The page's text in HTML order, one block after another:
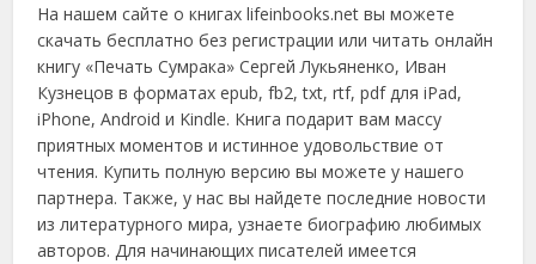
На нашем сайте о книгах lifeinbooks.net вы можете
скачать бесплатно без регистрации или читать онлайн
книгу «Печать Сумрака» Сергей Лукьяненко, Иван
Кузнецов в форматах epub, fb2, txt, rtf, pdf для iPad,
iPhone, Android и Kindle. Книга подарит вам массу
приятных моментов и истинное удовольствие от
чтения. Купить полную версию вы можете у нашего
партнера. Также, у нас вы найдете последние новости
из литературного мира, узнаете биографию любимых
авторов. Для начинающих писателей имеется